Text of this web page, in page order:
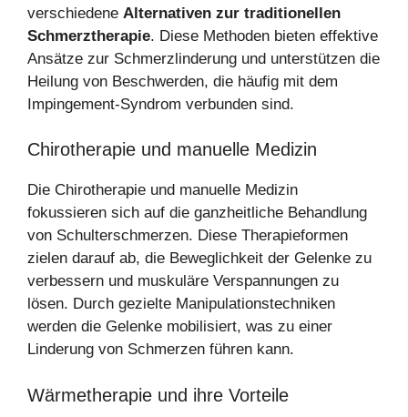
verschiedene Alternativen zur traditionellen
Schmerztherapie. Diese Methoden bieten effektive
Ansätze zur Schmerzlinderung und unterstützen die
Heilung von Beschwerden, die häufig mit dem
Impingement-Syndrom verbunden sind.
Chirotherapie und manuelle Medizin
Die Chirotherapie und manuelle Medizin
fokussieren sich auf die ganzheitliche Behandlung
von Schulterschmerzen. Diese Therapieformen
zielen darauf ab, die Beweglichkeit der Gelenke zu
verbessern und muskuläre Verspannungen zu
lösen. Durch gezielte Manipulationstechniken
werden die Gelenke mobilisiert, was zu einer
Linderung von Schmerzen führen kann.
Wärmetherapie und ihre Vorteile